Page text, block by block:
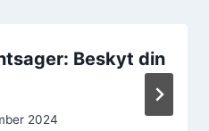
Beskyt din
2024